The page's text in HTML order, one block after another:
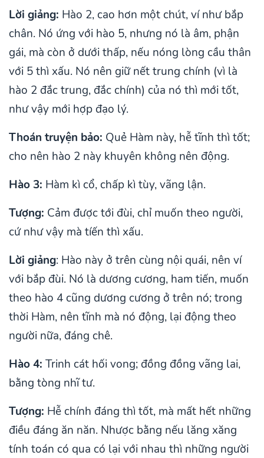
Lời giảng: Hào 2, cao hơn một chút, ví như bắp
chân. Nó ứng với hào 5, nhưng nó là âm, phận
gái, mà còn ở dưới thấp, nếu nóng lòng cầu thân
với 5 thì xấu. Nó nên giữ nết trung chính (vì là
hào 2 đắc trung, đắc chính) của nó thì mới tốt,
như vậy mới hợp đạo lý.
Thoán truyện bảo: Quẻ Hàm này, hễ tĩnh thì tốt;
cho nên hào 2 này khuyên không nên động.
Hào 3: Hàm kì cổ, chấp kì tùy, vãng lận.
Tượng: Cảm được tới đùi, chỉ muốn theo người,
cứ như vậy mà tíến thì xấu.
Lời giảng: Hào này ở trên cùng nội quái, nên ví
với bắp đùi. Nó là dương cương, ham tiến, muốn
theo hào 4 cũng dương cương ở trên nó; trong
thời Hàm, nên tĩnh mà nó động, lại động theo
người nữa, đáng chê.
Hào 4: Trinh cát hối vong; đồng đồng vãng lai,
bằng tòng nhĩ tư.
Tượng: Hễ chính đáng thì tốt, mà mất hết những
điều đáng ăn năn. Nhược bằng nếu lăng xăng
tính toán có qua có lại với nhau thì những người